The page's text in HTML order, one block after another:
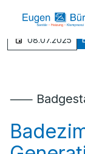
08.07.2025
⸺